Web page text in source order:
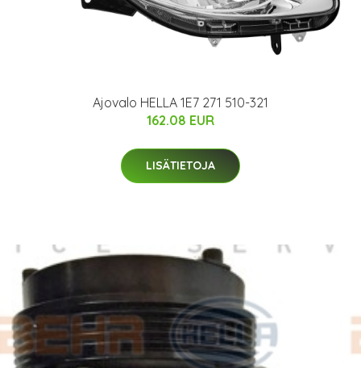
Ajovalo HELLA 1E7 271 510-321
162.08 EUR
LISÄTIETOJA